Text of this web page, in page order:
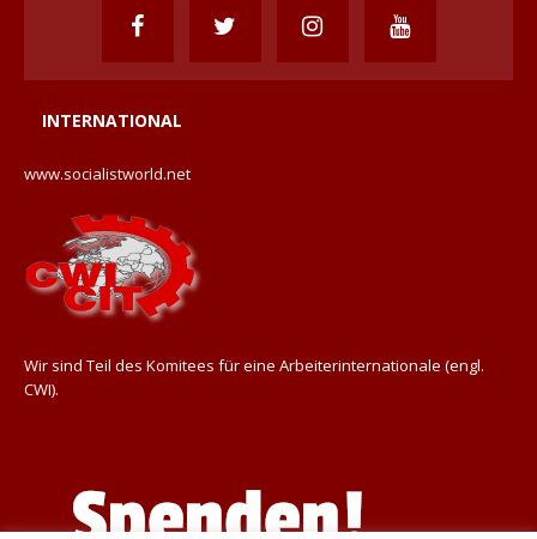
INTERNATIONAL
www.socialistworld.net
Wir sind Teil des Komitees für eine Arbeiterinternationale (engl.
CWI).